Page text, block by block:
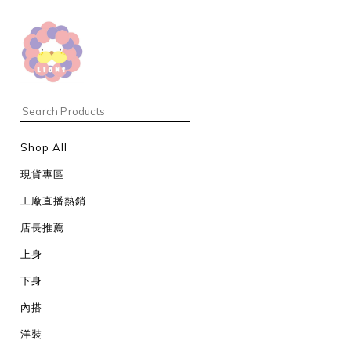
Shop All
現貨專區
工廠直播熱銷
店長推薦
上身
下身
內搭
洋裝